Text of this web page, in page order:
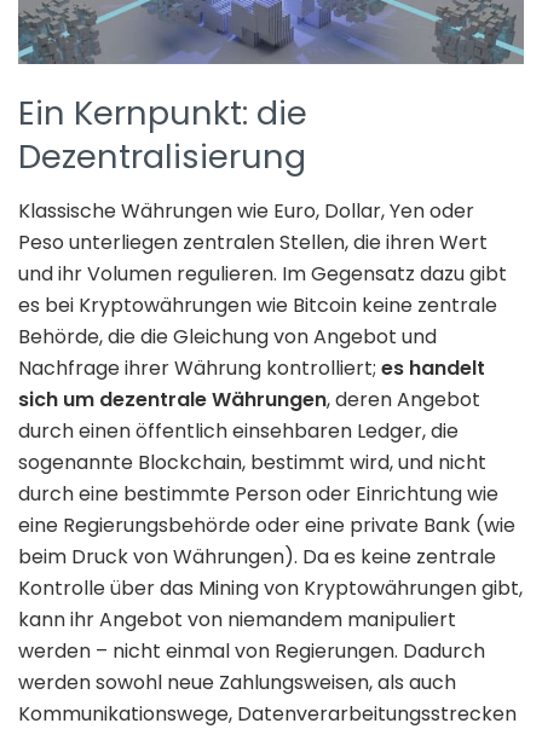
Ein Kernpunkt: die
Dezentralisierung
Klassische Währungen wie Euro, Dollar, Yen oder
Peso unterliegen zentralen Stellen, die ihren Wert
und ihr Volumen regulieren. Im Gegensatz dazu gibt
es bei Kryptowährungen wie Bitcoin keine zentrale
Behörde, die die Gleichung von Angebot und
Nachfrage ihrer Währung kontrolliert; es handelt
sich um dezentrale Währungen, deren Angebot
durch einen öffentlich einsehbaren Ledger, die
sogenannte Blockchain, bestimmt wird, und nicht
durch eine bestimmte Person oder Einrichtung wie
eine Regierungsbehörde oder eine private Bank (wie
beim Druck von Währungen). Da es keine zentrale
Kontrolle über das Mining von Kryptowährungen gibt,
kann ihr Angebot von niemandem manipuliert
werden – nicht einmal von Regierungen. Dadurch
werden sowohl neue Zahlungsweisen, als auch
Kommunikationswege, Datenverarbeitungsstrecken